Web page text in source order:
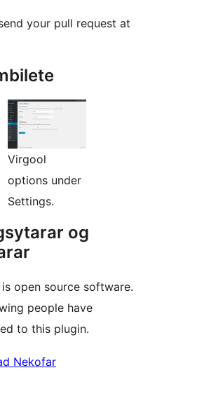
your pull request at
Virgool
options under
Settings.
og
is open source software.
people have
to this plugin.
Nekofar